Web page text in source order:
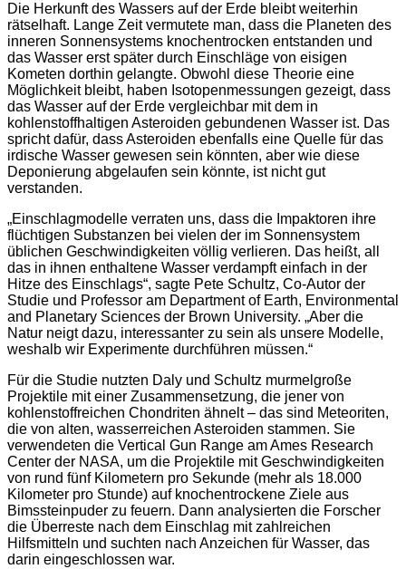
Die Herkunft des Wassers auf der Erde bleibt weiterhin
rätselhaft. Lange Zeit vermutete man, dass die Planeten des
inneren Sonnensystems knochentrocken entstanden und
das Wasser erst später durch Einschläge von eisigen
Kometen dorthin gelangte. Obwohl diese Theorie eine
Möglichkeit bleibt, haben Isotopenmessungen gezeigt, dass
das Wasser auf der Erde vergleichbar mit dem in
kohlenstoffhaltigen Asteroiden gebundenen Wasser ist. Das
spricht dafür, dass Asteroiden ebenfalls eine Quelle für das
irdische Wasser gewesen sein könnten, aber wie diese
Deponierung abgelaufen sein könnte, ist nicht gut
verstanden.
„Einschlagmodelle verraten uns, dass die Impaktoren ihre
flüchtigen Substanzen bei vielen der im Sonnensystem
üblichen Geschwindigkeiten völlig verlieren. Das heißt, all
das in ihnen enthaltene Wasser verdampft einfach in der
Hitze des Einschlags“, sagte Pete Schultz, Co-Autor der
Studie und Professor am Department of Earth, Environmental
and Planetary Sciences der Brown University. „Aber die
Natur neigt dazu, interessanter zu sein als unsere Modelle,
weshalb wir Experimente durchführen müssen.“
Für die Studie nutzten Daly und Schultz murmelgroße
Projektile mit einer Zusammensetzung, die jener von
kohlenstoffreichen Chondriten ähnelt – das sind Meteoriten,
die von alten, wasserreichen Asteroiden stammen. Sie
verwendeten die Vertical Gun Range am Ames Research
Center der NASA, um die Projektile mit Geschwindigkeiten
von rund fünf Kilometern pro Sekunde (mehr als 18.000
Kilometer pro Stunde) auf knochentrockene Ziele aus
Bimssteinpuder zu feuern. Dann analysierten die Forscher
die Überreste nach dem Einschlag mit zahlreichen
Hilfsmitteln und suchten nach Anzeichen für Wasser, das
darin eingeschlossen war.